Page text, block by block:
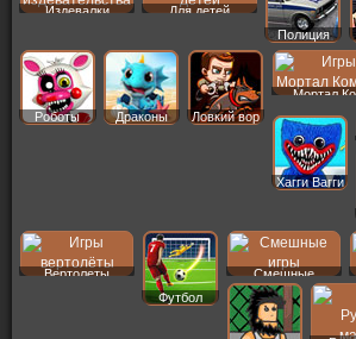
Издевалки
Для детей
Полиция
Роботы Драконы Ловкий вор
Мортал
Хагги Вагги
Вертолеты
Футбол
Смешные